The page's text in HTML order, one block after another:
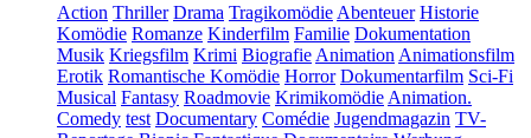
Action Thriller Drama Tragikomödie Abenteuer Historie
Komödie Romanze Kinderfilm Familie Dokumentation
Musik Kriegsfilm Krimi Biografie Animation Animationsfilm
Erotik Romantische Komödie Horror Dokumentarfilm Sci-Fi
Musical Fantasy Roadmovie Krimikomödie Animation.
Comedy test Documentary Comédie Jugendmagazin TV-